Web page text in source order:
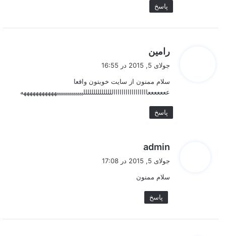
پاسخ
رامین
ت
:
جولای 5, 2015 در 16:55
سلام ممنون از سایت خوبتون واقعا
عععععععااااااااااااااااالللللللللللللللیییییییییییییهههههههههههه
پاسخ
admin
:
جولای 5, 2015 در 17:08
سلام ممنون
پاسخ